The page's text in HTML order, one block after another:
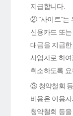
지급합니다.
② “사이트”는
신용카드 또
대금을 지급
사업자로 하
취소하도록 요
③ 청약철회
비용은 이용자
청약철회 등